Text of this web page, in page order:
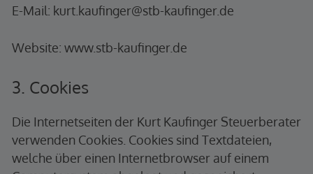
E-Mail: kurt.kaufinger@stb-kaufinger.de
Website: www.stb-kaufinger.de
3. Cookies
Die Internetseiten der Kurt Kaufinger Steuerberater
verwenden Cookies. Cookies sind Textdateien,
welche über einen Internetbrowser auf einem